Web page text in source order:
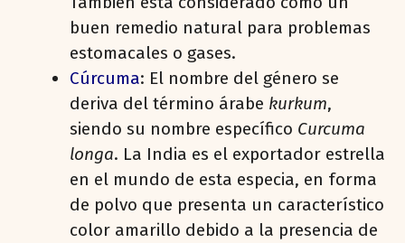
buen remedio natural para problemas
estomacales o gases.
Cúrcuma: El nombre del género se
deriva del término árabe kurkum,
siendo su nombre específico Curcuma
longa. La India es el exportador estrella
en el mundo de esta especia, en forma
de polvo que presenta un característico
color amarillo debido a la presencia de